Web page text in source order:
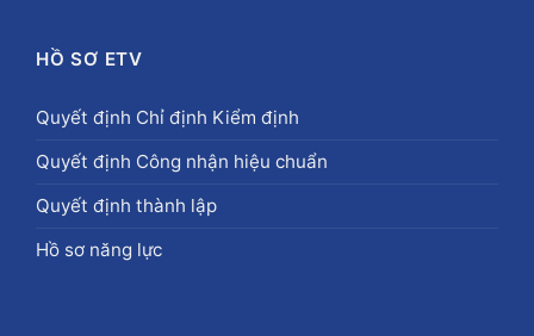
HỒ SƠ ETV
Quyết định Chỉ định Kiểm định
Quyết định Công nhận hiệu chuẩn
Quyết định thành lập
Hồ sơ năng lực